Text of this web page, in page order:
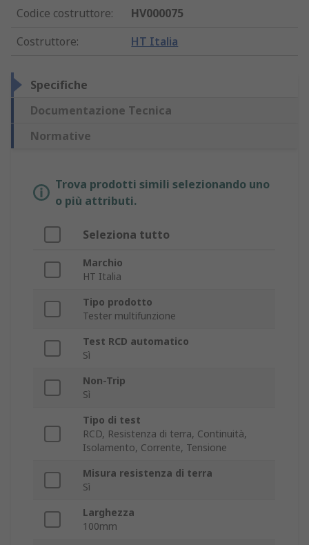
Codice costruttore:
HV000075
Costruttore: HT Italia
Specifiche
Documentazione Tecnica
Normative
Trova prodotti simili selezionando uno
o più attributi.
Seleziona tutto
Marchio
HT Italia
Tipo prodotto
Tester multifunzione
Test RCD automatico
Sì
Non-Trip
Sì
Tipo di test
RCD, Resistenza di terra, Continuità,
Isolamento, Corrente, Tensione
Misura resistenza di terra
Sì
Larghezza
100mm